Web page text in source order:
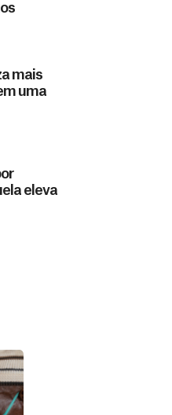
mais
uma
eleva